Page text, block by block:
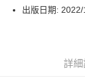
街口支付
出版日期:
詳細